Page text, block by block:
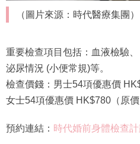
（圖片來源：時代醫療集團）
重要檢查項目包括：血液檢驗
泌尿情況 (小便常規)等。
檢查價錢：男士54項優惠價
女士54項優惠價 HK$780（原價
預約連結： 時代婚前身體檢查計